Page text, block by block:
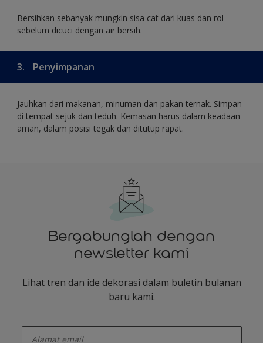
Bersihkan sebanyak mungkin sisa cat dari kuas dan rol
sebelum dicuci dengan air bersih.
3. Penyimpanan
Jauhkan dari makanan, minuman dan pakan ternak. Simpan
di tempat sejuk dan teduh. Kemasan harus dalam keadaan
aman, dalam posisi tegak dan ditutup rapat.
Bergabunglah dengan
newsletter kami
Lihat tren dan ide dekorasi dalam buletin bulanan
baru kami.